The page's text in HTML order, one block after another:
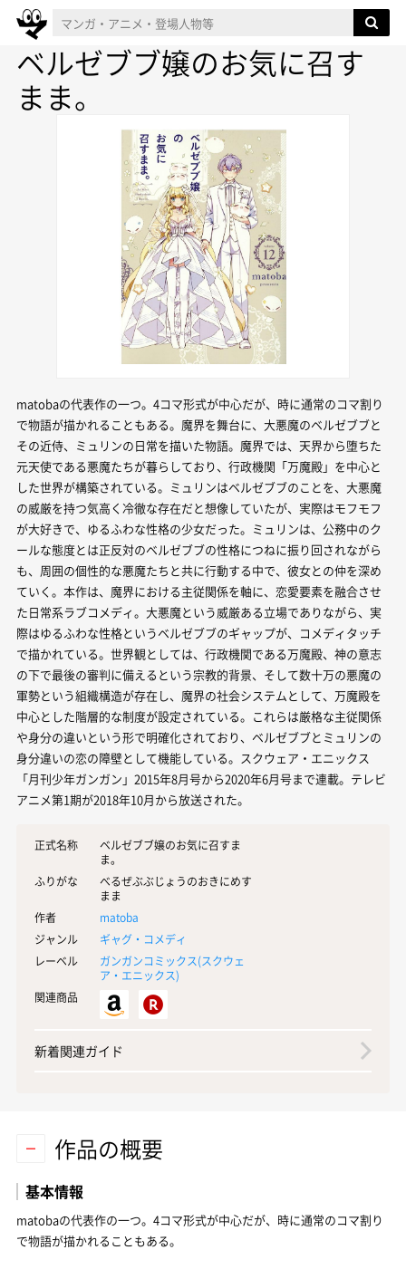
ベルゼブブ嬢のお気に召す
まま。
matobaの代表作の一つ。4コマ形式が中心だが、時に通常のコマ割り
で物語が描かれることもある。魔界を舞台に、大悪魔のベルゼブブと
その近侍、ミュリンの日常を描いた物語。魔界では、天界から堕ちた
元天使である悪魔たちが暮らしており、行政機関「万魔殿」を中心と
した世界が構築されている。ミュリンはベルゼブブのことを、大悪魔
の威厳を持つ気高く冷徹な存在だと想像していたが、実際はモフモフ
が大好きで、ゆるふわな性格の少女だった。ミュリンは、公務中のク
ールな態度とは正反対のベルゼブブの性格につねに振り回されながら
も、周囲の個性的な悪魔たちと共に行動する中で、彼女との仲を深め
ていく。本作は、魔界における主従関係を軸に、恋愛要素を融合させ
た日常系ラブコメディ。大悪魔という威厳ある立場でありながら、実
際はゆるふわな性格というベルゼブブのギャップが、コメディタッチ
で描かれている。世界観としては、行政機関である万魔殿、神の意志
の下で最後の審判に備えるという宗教的背景、そして数十万の悪魔の
軍勢という組織構造が存在し、魔界の社会システムとして、万魔殿を
中心とした階層的な制度が設定されている。これらは厳格な主従関係
や身分の違いという形で明確化されており、ベルゼブブとミュリンの
身分違いの恋の障壁として機能している。スクウェア・エニックス
「月刊少年ガンガン」2015年8月号から2020年6月号まで連載。テレビ
アニメ第1期が2018年10月から放送された。
正式名称
ベルゼブブ嬢のお気に召すま
ま。
ふりがな
べるぜぶぶじょうのおきにめす
まま
作者
matoba
ジャンル
ギャグ・コメディ
レーベル
ガンガンコミックス(スクウェ
ア・エニックス)
関連商品
新着関連ガイド
作品の概要
基本情報
matobaの代表作の一つ。4コマ形式が中心だが、時に通常のコマ割り
で物語が描かれることもある。